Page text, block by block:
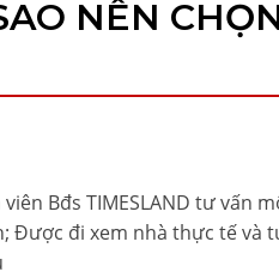
NÊN
Bđs TIMESLAND tư vấn
Được đi xem nhà thực tế và